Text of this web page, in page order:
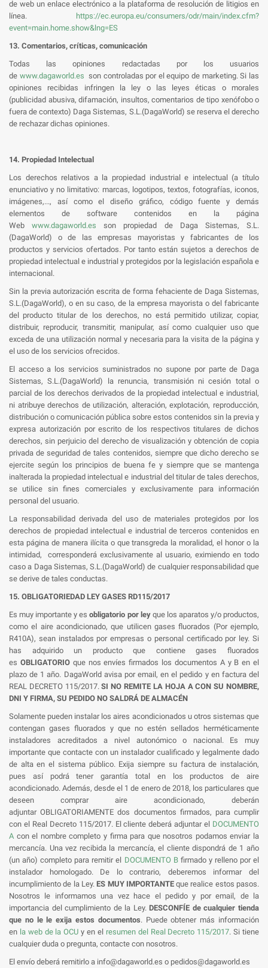
de web un enlace electrónico a la plataforma de resolución de litigios en
línea. https://ec.europa.eu/consumers/odr/main/index.cfm?
event=main.home.show&lng=ES
13. Comentarios, críticas, comunicación
Todas las opiniones redactadas por los usuarios
de www.dagaworld.es son controladas por el equipo de marketing. Si las
opiniones recibidas infringen la ley o las leyes éticas o morales
(publicidad abusiva, difamación, insultos, comentarios de tipo xenófobo o
fuera de contexto) Daga Sistemas, S.L.(DagaWorld) se reserva el derecho
de rechazar dichas opiniones.
14. Propiedad Intelectual
Los derechos relativos a la propiedad industrial e intelectual (a título
enunciativo y no limitativo: marcas, logotipos, textos, fotografías, iconos,
imágenes,..., así como el diseño gráfico, código fuente y demás
elementos de software contenidos en la página
Webwww.dagaworld.es son propiedad de Daga Sistemas, S.L.
(DagaWorld) o de las empresas mayoristas y fabricantes de los
productos y servicios ofertados. Por tanto están sujetos a derechos de
propiedad intelectual e industrial y protegidos por la legislación española e
internacional.
Sin la previa autorización escrita de forma fehaciente de Daga Sistemas,
S.L.(DagaWorld), o en su caso, de la empresa mayorista o del fabricante
del producto titular de los derechos, no está permitido utilizar, copiar,
distribuir, reproducir, transmitir, manipular, así como cualquier uso que
exceda de una utilización normal y necesaria para la visita de la página y
el uso de los servicios ofrecidos.
El acceso a los servicios suministrados no supone por parte de Daga
Sistemas, S.L.(DagaWorld) la renuncia, transmisión ni cesión total o
parcial de los derechos derivados de la propiedad intelectual e industrial,
ni atribuye derechos de utilización, alteración, explotación, reproducción,
distribución o comunicación pública sobre estos contenidos sin la previa y
expresa autorización por escrito de los respectivos titulares de dichos
derechos, sin perjuicio del derecho de visualización y obtención de copia
privada de seguridad de tales contenidos, siempre que dicho derecho se
ejercite según los principios de buena fe y siempre que se mantenga
inalterada la propiedad intelectual e industrial del titular de tales derechos,
se utilice sin fines comerciales y exclusivamente para información
personal del usuario.
La responsabilidad derivada del uso de materiales protegidos por los
derechos de propiedad intelectual e industrial de terceros contenidos en
esta página de manera ilícita o que transgreda la moralidad, el honor o la
intimidad, corresponderá exclusivamente al usuario, eximiendo en todo
caso a Daga Sistemas, S.L.(DagaWorld) de cualquier responsabilidad que
se derive de tales conductas.
15. OBLIGATORIEDAD LEY GASES RD115/2017
Es muy importante y esobligatorio por leyque los aparatos y/o productos,
como el aire acondicionado, que utilicen gases fluorados (Por ejemplo,
R410A), sean instalados por empresas o personal certificado por ley. Si
has adquirido un producto que contiene gases fluorados
es OBLIGATORIOque nos envíes firmados los documentos A y B en el
plazo de 1 año. DagaWorld avisa por email, en el pedido y en factura del
REAL DECRETO 115/2017.SI NO REMITE LA HOJA A CON SU NOMBRE,
DNI Y FIRMA, SU PEDIDO NO SALDRÁ DE ALMACÉN
Solamente pueden instalar los aires acondicionados u otros sistemas que
contengan gases fluorados y que no estén sellados herméticamente
instaladores acreditados a nivel autonómico o nacional. Es muy
importante que contacte con un instalador cualificado y legalmente dado
de alta en el sistema público. Exija siempre su factura de instalación,
pues así podrá tener garantía total en los productos de aire
acondicionado. Además, desde el 1 de enero de 2018, los particulares que
deseen comprar aire acondicionado, deberán
adjuntarOBLIGATORIAMENTE dos documentos firmados, para cumplir
con el Real Decreto 115/2017. El cliente deberá adjuntar el DOCUMENTO
A con el nombre completo y firma para que nosotros podamos enviar la
mercancía. Una vez recibida la mercancía, el cliente dispondrá de 1 año
(un año) completo para remitir el DOCUMENTO Bfirmado y relleno por el
instalador homologado. De lo contrario, deberemos informar del
incumplimiento de la Ley. ES MUY IMPORTANTEque realice estos pasos.
Nosotros le informamos una vez hace el pedido y por email, de la
importancia del cumplimiento de la Ley. DESCONFÍE de cualquier tienda
que no le le exija estos documentos. Puede obtener más información
en la web de la OCU y en el resumen del Real Decreto 115/2017. Si tiene
cualquier duda o pregunta, contacte con nosotros.
El envío deberá remitirlo a info@dagaworld.es o pedidos@dagaworld.es